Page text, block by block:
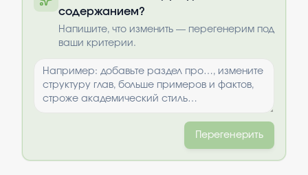
содержанием?
Напишите, что изменить — перегенерим под
ваши критерии.
Перегенерить